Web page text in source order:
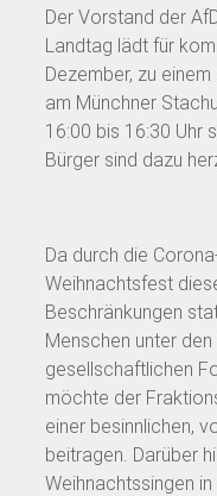
Der Vorstand der
Landtag lädt für
Dezember, zu
am Münchner
16:00 bis 16:30 Uhr
Bürger sind dazu
Da durch die
Weihnachtsfest
Beschränkungen
Menschen unter
gesellschaftlichen
möchte der
einer besinnlichen,
beitragen. Darüber
Weihnachtssingen